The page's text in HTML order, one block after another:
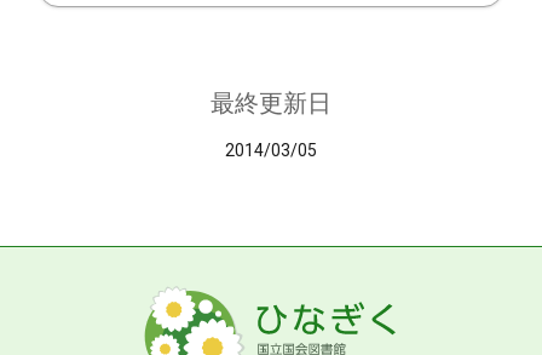
最終更新日
2014/03/05